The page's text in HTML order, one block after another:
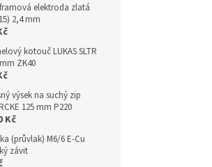
elektroda zlatá
2,4 mm
kotouč LUKAS SLTR
ZK40
výsek na suchý zip
125 mm P220
Kč
(průvlak) M6/6 E-Cu
závit